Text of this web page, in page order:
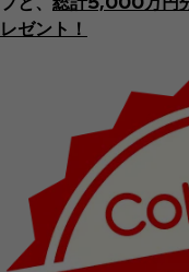
レゼント！